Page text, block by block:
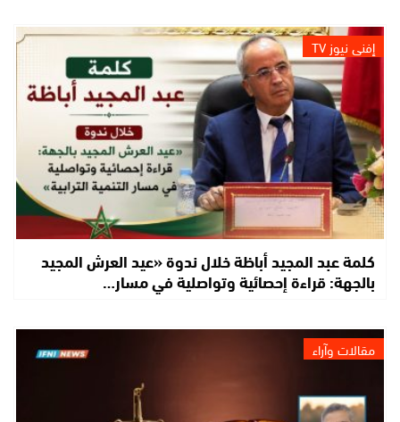
إفني نيوز TV
كلمة عبد المجيد أباظة خلال ندوة «عيد العرش المجيد
بالجهة: قراءة إحصائية وتواصلية في مسار…
مقالات وآراء